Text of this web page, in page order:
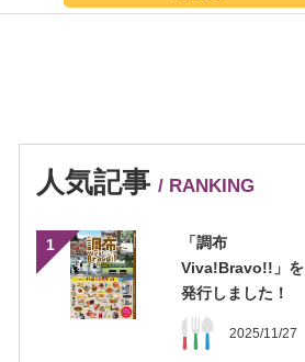
人気記事 / RANKING
1
「調布
Viva!Bravo!!」を
発行しました！
2025/11/27